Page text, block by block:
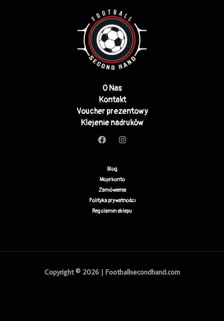
O Nas
Kontakt
Voucher prezentowy
Klejenie nadruków
Blog
Moje konto
Zamówienia
Polityka prywatności
Regulamin sklepu
Copyright © 2026 | Footballsecondhand.com